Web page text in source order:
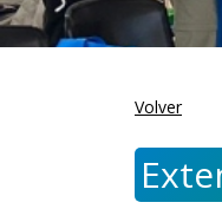
Volver